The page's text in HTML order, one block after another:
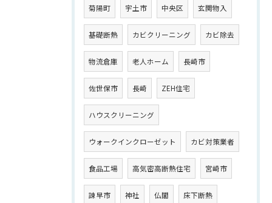
菊陽町 宇土市 中央区 玄関物入
基礎断熱 カビクリーニング カビ除去
物流倉庫 老人ホーム 長崎市
佐世保市 長崎 ZEH住宅
ハウスクリーニング
ウォークインクローゼット カビ対策業者
食品工場 高気密高断熱住宅 宮崎市
諫早市 神社 仏閣 床下断熱